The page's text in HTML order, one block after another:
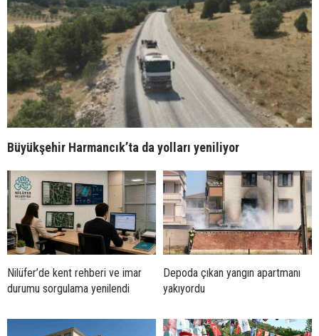
Büyükşehir Harmancık’ta da yolları yeniliyor
Nilüfer’de kent rehberi ve imar
durumu sorgulama yenilendi
Depoda çıkan yangın apartmanı
yakıyordu